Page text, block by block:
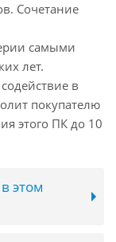
Сочетание
самыми
лет.
в
покупателю
этого ПК до 10
этом